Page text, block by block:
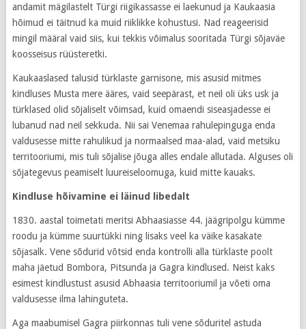
andamit mägilastelt Türgi riigikassasse ei laekunud ja Kaukaasia
hõimud ei täitnud ka muid riiklikke kohustusi. Nad reageerisid
mingil määral vaid siis, kui tekkis võimalus sooritada Türgi sõjaväe
koosseisus rüüsteretki.
Kaukaaslased talusid türklaste garnisone, mis asusid mitmes
kindluses Musta mere ääres, vaid seepärast, et neil oli üks usk ja
türklased olid sõjaliselt võimsad, kuid omaendi siseasjadesse ei
lubanud nad neil sekkuda. Nii sai Venemaa rahulepinguga enda
valdusesse mitte rahulikud ja normaalsed maa-alad, vaid metsiku
territooriumi, mis tuli sõjalise jõuga alles endale allutada. Alguses oli
sõjategevus peamiselt luureiseloomuga, kuid mitte kauaks.
Kindluse hõivamine ei läinud libedalt
1830. aastal toimetati meritsi Abhaasiasse 44. jäägripolgu kümme
roodu ja kümme suurtükki ning lisaks veel ka väike kasakate
sõjasalk. Vene sõdurid võtsid enda kontrolli alla türklaste poolt
maha jäetud Bombora, Pitsunda ja Gagra kindlused. Neist kaks
esimest kindlustust asusid Abhaasia territooriumil ja võeti oma
valdusesse ilma lahinguteta.
Aga maabumisel Gagra piirkonnas tuli vene sõduritel astuda